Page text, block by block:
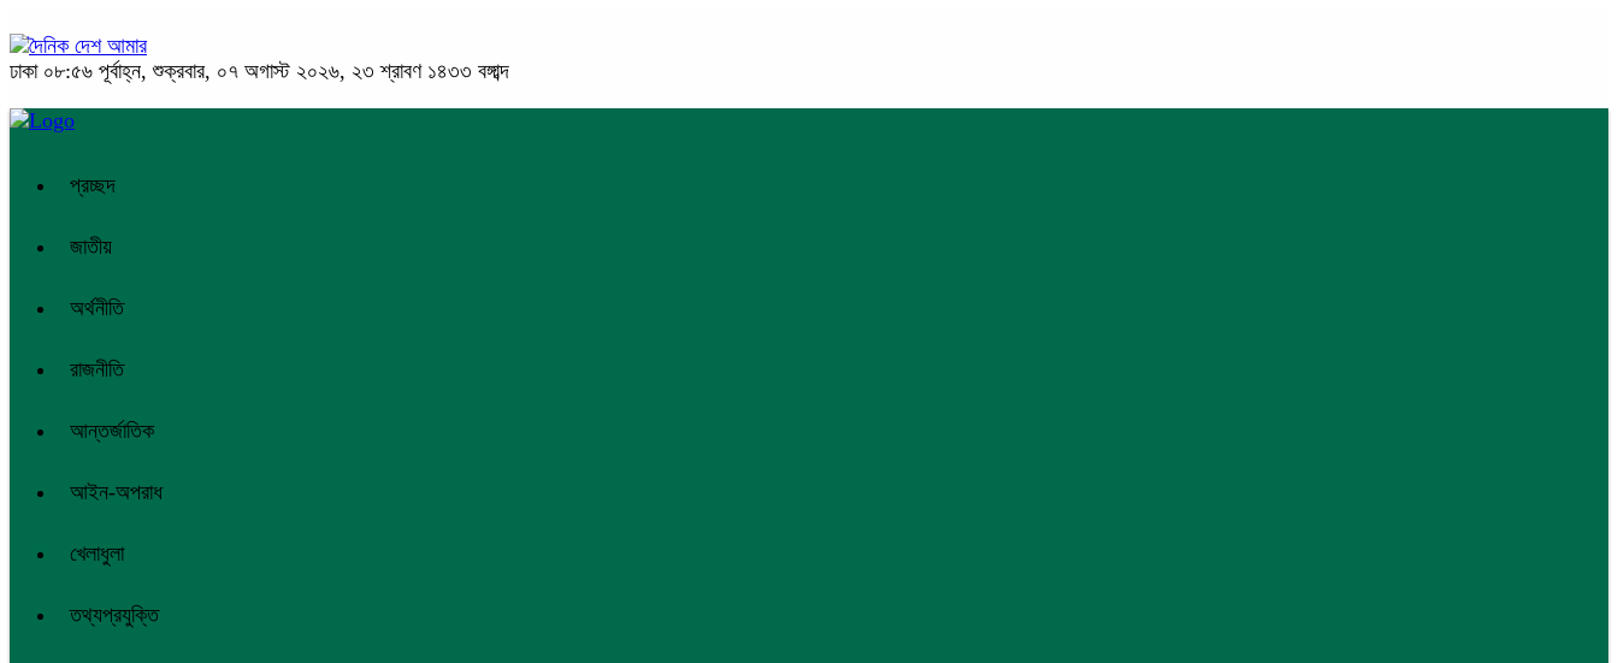
ঢাকা ০৮:৫৬ পূর্বাহ্ন, শুক্রবার, ০৭ অগাস্ট ২০২৬, ২৩ শ্রাবণ ১৪৩৩ বঙ্গাব্দ
প্রচ্ছদ
জাতীয়
অর্থনীতি
রাজনীতি
আন্তর্জাতিক
আইন-অপরাধ
খেলাধুলা
তথ্যপ্রযুক্তি